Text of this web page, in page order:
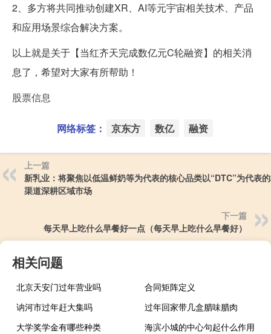
2、多方将共同推动创建XR、AI等元宇宙相关技术、产品
和应用场景综合解决方案。
以上就是关于【当红齐天完成数亿元C轮融资】的相关消
息了，希望对大家有所帮助！
股票信息
网络标签： 京东方 数亿 融资
上一篇
新乳业：将聚焦以低温鲜奶等为代表的核心品类以“DTC”为代表
渠道深耕区域市场
下一篇
每天早上吃什么早餐好一点（每天早上吃什么早餐好）
相关问题
北京天安门过年营业吗
合同矩阵定义
讷河市过年赶大集吗
过年回家带几盒腊味腊肉
大学奖学金有哪些种类
海滨小城的中心句起什么作用